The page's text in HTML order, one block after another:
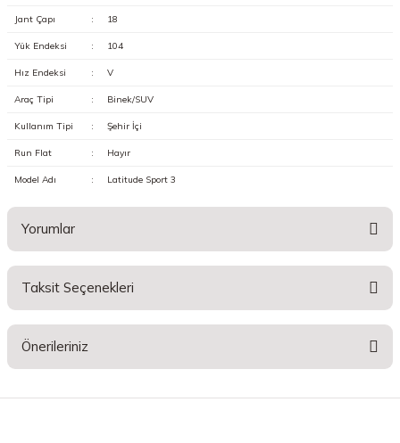
Jant Çapı : 18
Yük Endeksi : 104
Hız Endeksi : V
Araç Tipi : Binek/SUV
Kullanım Tipi : Şehir İçi
Run Flat : Hayır
Model Adı : Latitude Sport 3
Yorumlar
Taksit Seçenekleri
Önerileriniz